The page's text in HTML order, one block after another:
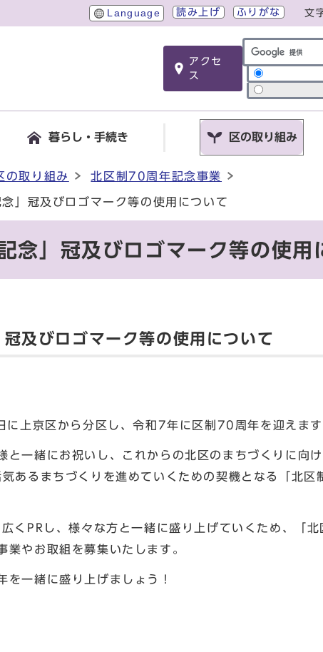
Language 読み上げ ふりがな 文
アクセ
ス
サイト内検索
暮らし・手続き 区の取り組み
の取り組み 北区制70周年記念事業
」冠及びロゴマーク等の使用について
念」冠及びロゴマーク等の使用
及びロゴマーク等の使用について
上京区から分区し、令和7年に区制70周年を迎えま
一緒にお祝いし、これからの北区のまちづくりに向
あるまちづくりを進めていくための契機となる「北
くPRし、様々な方と一緒に盛り上げていくため、「
業やお取組を募集いたします。
一緒に盛り上げましょう！